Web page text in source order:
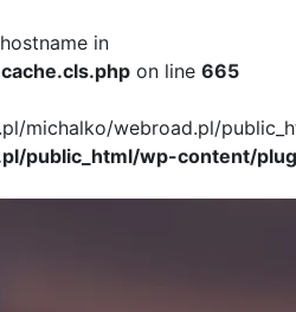
in
on line 665
michalko/webroad.pl/
public_html/wp-content/